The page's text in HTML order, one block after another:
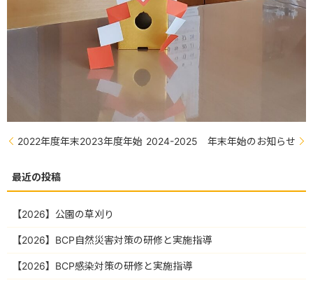
2022年度年末2023年度年始 2024-2025 年末年始のお知らせ
【2026】公園の草刈り
【2026】BCP自然災害対策の研修と実施指導
【2026】BCP感染対策の研修と実施指導